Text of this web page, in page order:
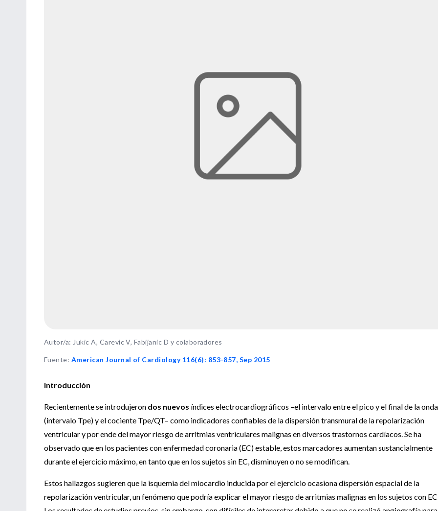
Autor/a: Jukic A, Carevic V, Fabijanic D y colaboradores
Fuente: American Journal of Cardiology 116(6): 853-857, Sep 2015
Introducción
Recientemente se introdujeron dos nuevos índices electrocardiográficos –el intervalo entre el pico y el final de la
(intervalo Tpe) y el cociente Tpe/QT– como indicadores confiables de la dispersión transmural de la repolarización
ventricular y por ende del mayor riesgo de arritmias ventriculares malignas en diversos trastornos cardíacos. Se ha
observado que en los pacientes con enfermedad coronaria (EC) estable, estos marcadores aumentan sustancialmente
durante el ejercicio máximo, en tanto que en los sujetos sin EC, disminuyen o no se modifican.
Estos hallazgos sugieren que la isquemia del miocardio inducida por el ejercicio ocasiona dispersión espacial de la
repolarización ventricular, un fenómeno que podría explicar el mayor riesgo de arritmias malignas en los sujetos con EC.